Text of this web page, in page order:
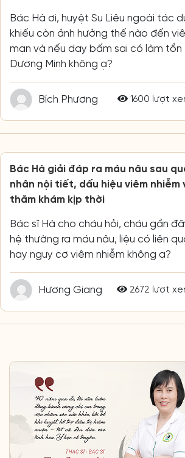
Bác Hà ơi, huyệt Su Liêu ngoài tác
khiếu còn ảnh hưởng thế nào đến
mạn và nếu day bấm sai có làm tổn
Dương Minh không ạ?
Bích Phương 1600 lượt
Bác Hà giải đáp ra máu nâu sau
nhân nội tiết, dấu hiệu viêm nhiễm
thăm khám kịp thời
Bác sĩ Hà cho cháu hỏi, cháu gần
hệ thường ra máu nâu, liệu có liên
hay nguy cơ viêm nhiễm không ạ?
Hương Giang 2672 lượt